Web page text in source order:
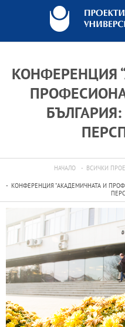
КОНФЕРЕНЦИЯ
НАЧАЛО ВСИЧКИ
КОНФЕРЕНЦИЯ “АКАДЕМИЧНАТА И